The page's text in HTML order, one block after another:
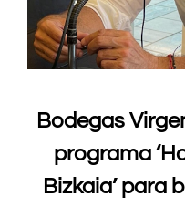
Bodegas
programa
Bizkaia’ para